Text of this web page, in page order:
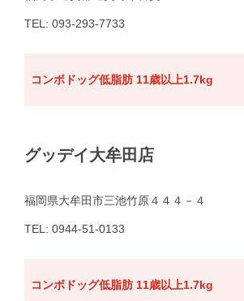
TEL: 093-293-7733
コンボドッグ低脂肪 11歳以上1.7kg
グッデイ大牟田店
福岡県大牟田市三池竹原４４４－４
TEL: 0944-51-0133
コンボドッグ低脂肪 11歳以上1.7kg